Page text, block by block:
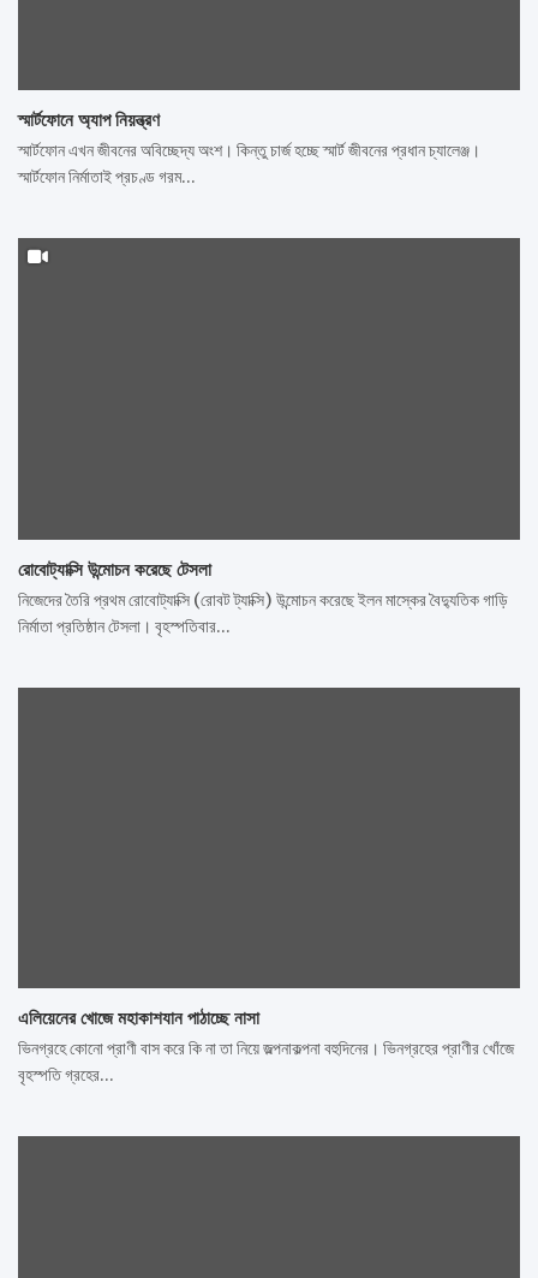
স্মার্টফোনে অ্যাপ নিয়ন্ত্রণ
স্মার্টফোন এখন জীবনের অবিচ্ছেদ্য অংশ। কিন্তু চার্জ হচ্ছে স্মার্ট জীবনের প্রধান চ্যালেঞ্জ।
স্মার্টফোন নির্মাতাই প্রচণ্ড গরম…
রোবোট্যাক্সি উন্মোচন করেছে টেসলা
নিজেদের তৈরি প্রথম রোবোট্যাক্সি (রোবট ট্যাক্সি) উন্মোচন করেছে ইলন মাস্কের বৈদ্যুতিক গাড়ি
নির্মাতা প্রতিষ্ঠান টেসলা। বৃহস্পতিবার…
এলিয়েনের খোজে মহাকাশযান পাঠাচ্ছে নাসা
ভিনগ্রহে কোনো প্রাণী বাস করে কি না তা নিয়ে জল্পনাকল্পনা বহুদিনের। ভিনগ্রহের প্রাণীর খোঁজে
বৃহস্পতি গ্রহের…